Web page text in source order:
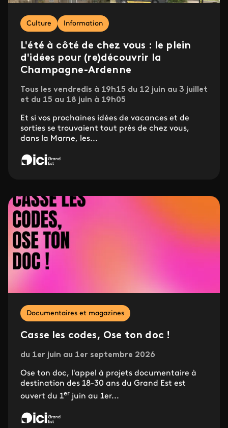
Culture Information
L'été à côté de chez vous : le plein
d'idées pour (re)découvrir la
Champagne-Ardenne
Tous les vendredis à 19h15 du 12 juin au 3 juillet
et du 15 au 18 juin à 19h05
Et si vos prochaines idées de vacances et de
sorties se trouvaient tout près de chez vous,
dans la Marne, les...
Documentaires et magazines
Casse les codes, Ose ton doc !
du 1er juin au 1er septembre 2026
Ose ton doc, l'appel à projets documentaire à
destination des 18-30 ans du Grand Est est
ouvert du 1er juin au 1er...